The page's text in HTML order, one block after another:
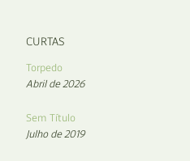
CURTAS
Torpedo
Abril de 2026
Sem Título
Julho de 2019